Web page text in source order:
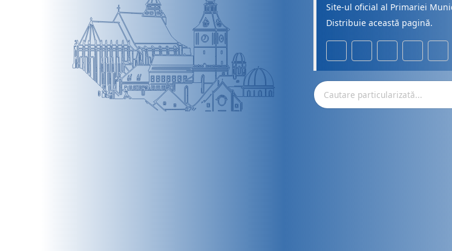
Site-ul oficial al Primariei
Distribuie această pagină.